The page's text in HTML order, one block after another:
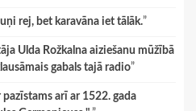
rej, bet karavāna iet tālāk.”
Ulda Rožkalna aiziešanu mūžībā
gabals tajā radio”
arī ar 1522. gada